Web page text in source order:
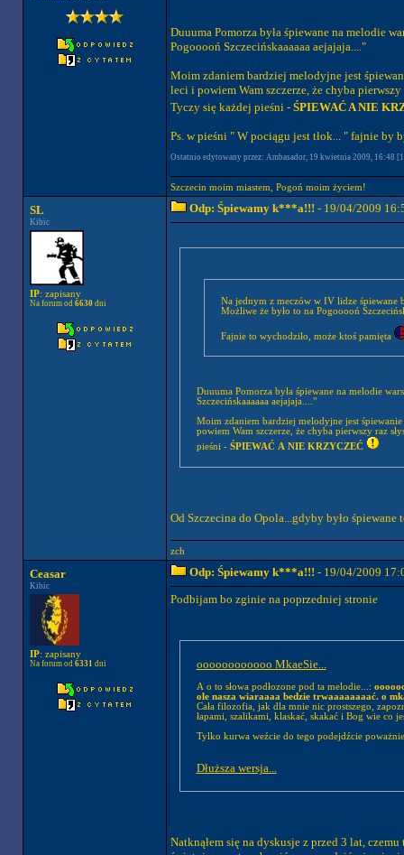
Duuuma Pomorza była śpiewane na melodie
Pogooooń Szczecińskaaaaaa aejajaja...."
Moim zdaniem bardziej melodyjne jest
leci i powiem Wam szczerze, że chyba
Tyczy się każdej pieśni -ŚPIEWAĆ A NIE
Ps. w pieśni " W pociągu jest tłok... " fajnie by
Ostatnio edytowany przez: Ambasador, 19 kwietnia 2009, 16:48
Szczecin moim miastem, Pogoń moim życiem!
SL
Kibic
IP: zapisany
Na forum od 6630dni
Odp: Śpiewamy k***a!!! - 19/04/2009
Na jednym z meczów w IV lidze śpiewane
Możliwe że było to na Pogooooń
Fajnie to wychodziło, może ktoś pamięta
Duuuma Pomorza była śpiewane na melodie warszawskiego
Szczecińskaaaaaa aejajaja...."
Moim zdaniem bardziej melodyjne jest śpiewanie " Pogoń Szczecińska... " w filmiku Pogoń Szczecin - GKS Tychy: Doping [4], od 4:27 to leci i
powiem Wam szczerze, że chyba pierwszy raz
pieśni -ŚPIEWAĆ A NIE KRZYCZEĆ
Od Szczecina do Opola...gdyby było
zch
Ceasar
Kibic
IP: zapisany
Na forum od 6331 dni
Odp: Śpiewamy k***a!!! - 19/04/2009
Podbijam bo zginie na poprzedniej stronie
oooooooooooo MkaeSie...
A o to słowa podłozone pod ta melodie...:
ole nasza wiaraaaa bedzie trwaaaaaaaać. o
Cała filozofia, jak dla mnie nic prostszego,
łapami, szalikami, klaskać, skakać i Bog wie co
Tylko kurwa weźcie do tego podejdźcie
Dłuższa wersja...
Natknąłem się na dyskusje z przed 3 lat,